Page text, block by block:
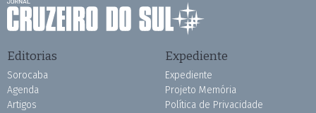
Editorias
Sorocaba
Agenda
Artigos
Expediente
Expediente
Projeto Memória
Política de Privacidade